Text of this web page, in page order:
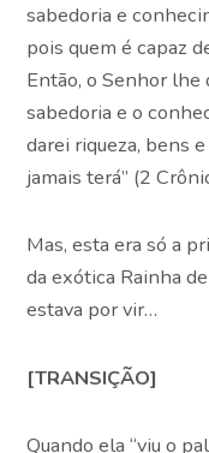
sabedoria e
pois quem é capaz
Então, o Senhor lhe
sabedoria e o
darei riqueza, bens
jamais terá” (2
Mas, esta era só a
da exótica Rainha
estava por vir…
[TRANSIÇÃO]
Quando ela “viu o